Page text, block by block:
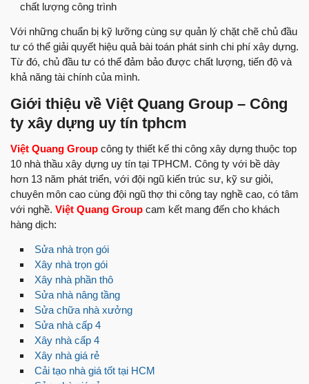
chất lượng công trình
Với những chuẩn bị kỹ lưỡng cùng sự quản lý chặt chẽ chủ đầu
tư có thể giải quyết hiệu quả bài toán phát sinh chi phí xây dựng.
Từ đó, chủ đầu tư có thể đảm bảo được chất lượng, tiến độ và
khả năng tài chính của mình.
Giới thiệu về Việt Quang Group – Công
ty xây dựng uy tín tphcm
Việt Quang Group công ty thiết kế thi công xây dựng thuộc top
10 nhà thầu xây dựng uy tín tại TPHCM. Công ty với bề dày
hơn 13 năm phát triển, với đội ngũ kiến trúc sư, kỹ sư giỏi,
chuyên môn cao cùng đội ngũ thợ thi công tay nghề cao, có tâm
với nghề. Việt Quang Group cam kết mang đến cho khách
hàng dịch:
Sửa nhà trọn gói
Xây nhà trọn gói
Xây nhà phần thô
Sửa nhà nâng tầng
Sửa chữa nhà xưởng
Sửa nhà cấp 4
Xây nhà cấp 4
Xây nhà giá rẻ
Cải tạo nhà giá tốt tại HCM